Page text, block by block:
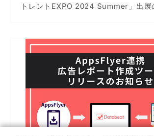
トレントEXPO 2024 Summer」出展